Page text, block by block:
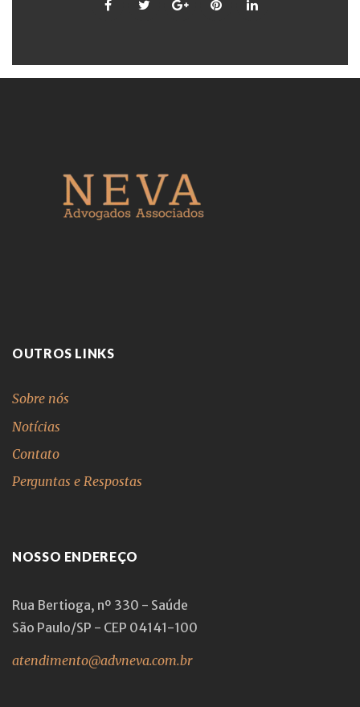
OUTROS LINKS
Sobre nós
Notícias
Contato
Perguntas e Respostas
NOSSO ENDEREÇO
Rua Bertioga, nº 330 - Saúde
São Paulo/SP - CEP 04141-100
atendimento@advneva.com.br